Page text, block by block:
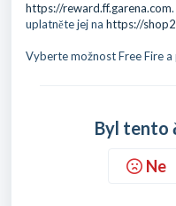
https://reward.ff.garena.com
uplatněte jej na https://
Vyberte možnost Free Fire
Byl tento
Ne